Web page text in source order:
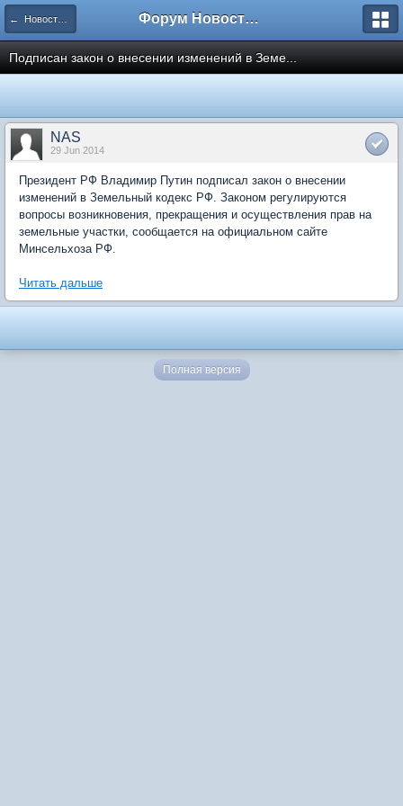
← Новости рынка недвижимости Форум Новостройки
Подписан закон о внесении изменений в Земе...
NAS
29 Jun 2014
Президент РФ Владимир Путин подписал закон о внесении
изменений в Земельный кодекс РФ. Законом регулируются
вопросы возникновения, прекращения и осуществления прав на
земельные участки, сообщается на официальном сайте
Минсельхоза РФ.
Читать дальше
Полная версия